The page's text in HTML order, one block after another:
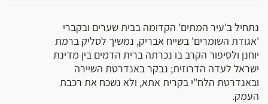
נתחיל ב'עיר המתים' הקדומה בבית שערים ובקברי
'אגודת השומרים' בשייח אבריק, נמשיך לסליק ברמת
יוחנן ולסיפור הקרב בו נכרתה ברית הדמים בין מדינת
ישראל לעדה הדרוזית; נבקר באנדרטת השיירה
ובאנדרטת הלח"י בקרית אתא, ולא נשכח את רכבת
העמק.